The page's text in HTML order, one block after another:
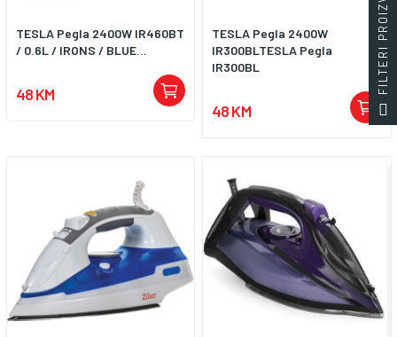
brzom zagrijavanju i kompaktnim
svakodnevnu upotrebu i
osigurava vrhunsku udobnost i
izvrsne rezultate bez napora
TESLA Pegla 2400W IR460BT
/ 0.6L / IRONS / BLUE...
48 KM
TESLA Pegla 2400W
IR300BLTESLA Pegla
IR300BL
48 KM
FILTERI PROIZVODA